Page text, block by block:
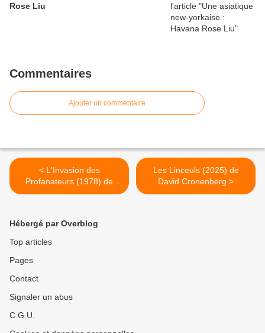
Rose Liu
Commentaires
Ajouter un commentaire
< L'Invasion des
Profanateurs (1978) de
Philip Kaufman
Les Linceuls (2025) de
David Cronenberg >
Hébergé par Overblog
Top articles
Pages
Contact
Signaler un abus
C.G.U.